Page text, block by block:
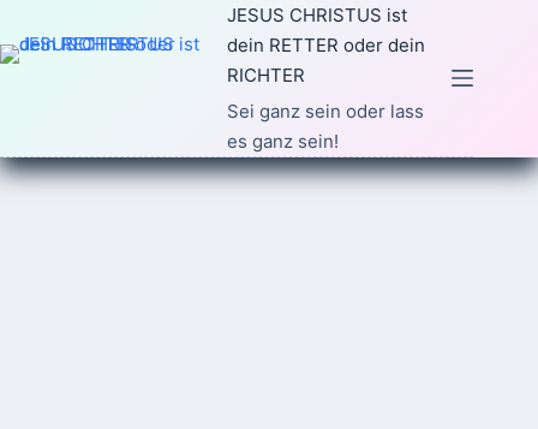
Inhalt
JESUS CHRISTUS ist
dein RETTER oder dein
RICHTER
Sei ganz sein oder lass
es ganz sein!